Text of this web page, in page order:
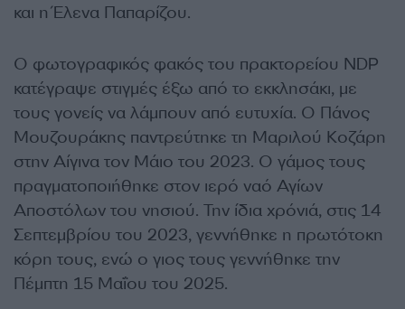
και η Έλενα Παπαρίζου.
Ο φωτογραφικός φακός του πρακτορείου NDP
κατέγραψε στιγμές έξω από το εκκλησάκι, με
τους γονείς να λάμπουν από ευτυχία. Ο Πάνος
Μουζουράκης παντρεύτηκε τη Μαριλού Κοζάρη
στην Αίγινα τον Μάιο του 2023. Ο γάμος τους
πραγματοποιήθηκε στον ιερό ναό Αγίων
Αποστόλων του νησιού. Την ίδια χρόνιά, στις 14
Σεπτεμβρίου του 2023, γεννήθηκε η πρωτότοκη
κόρη τους, ενώ ο γιος τους γεννήθηκε την
Πέμπτη 15 Μαΐου του 2025.